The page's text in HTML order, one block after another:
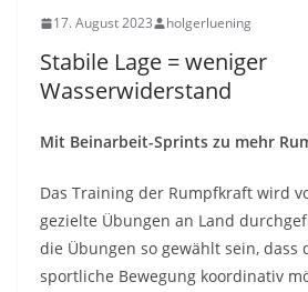
17. August 2023 holgerluening
Stabile Lage = weniger
Wasserwiderstand
Mit Beinarbeit-Sprints zu mehr
Das Training der Rumpfkraft wird
gezielte Übungen an Land
die Übungen so gewählt sein, dass
sportliche Bewegung koordinativ